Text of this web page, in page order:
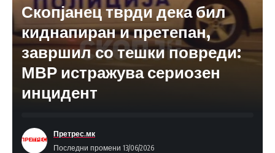
Скопјанец тврди дека бил
киднапиран и претепан,
завршил со тешки повреди:
МВР истражува сериозен
инцидент
Последни промени 13/06/2026
Претрес.мк